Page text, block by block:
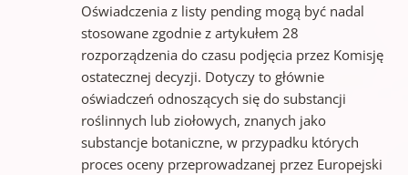
Oświadczenia z listy pending mogą być nadal
stosowane zgodnie z artykułem 28
rozporządzenia do czasu podjęcia przez Komisję
ostatecznej decyzji. Dotyczy to głównie
oświadczeń odnoszących się do substancji
roślinnych lub ziołowych, znanych jako
substancje botaniczne, w przypadku których
proces oceny przeprowadzanej przez Europejski